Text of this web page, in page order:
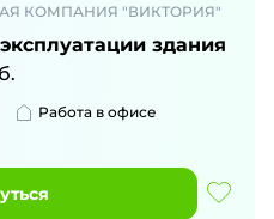
КОМПАНИЯ "ВИКТОРИЯ"
здания
Работа в офисе